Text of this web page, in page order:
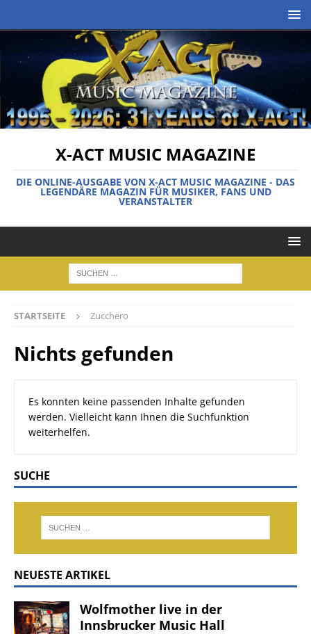
X-ACT MUSIC MAGAZINE
DIE ONLINE-AUSGABE VON X-ACT MUSIC MAGAZINE - DAS
LEGENDÄRE MAGAZIN FÜR MUSIKER, FANS UND
VERANSTALTER
STARTSEITE Zucchero
Nichts gefunden
Es konnten keine passenden Inhalte gefunden
werden. Vielleicht kann Ihnen die Suchfunktion
weiterhelfen.
SUCHE
NEUESTE ARTIKEL
Wolfmother live in der
Innsbrucker Music Hall